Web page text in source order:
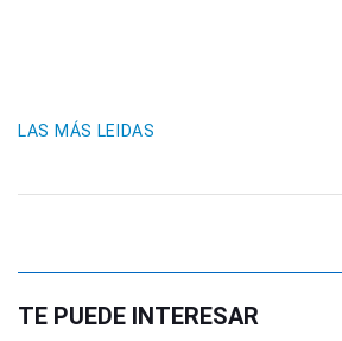
LAS MÁS LEIDAS
TE PUEDE INTERESAR